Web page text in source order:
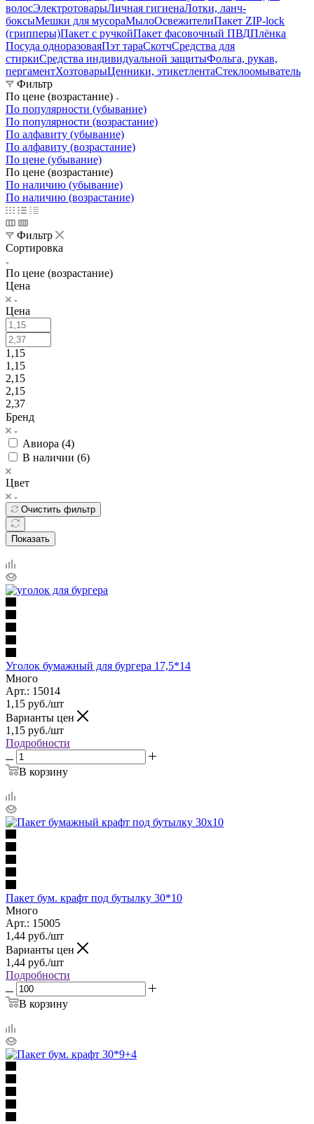
волосЭлектротоварыЛичная гигиенаЛотки, ланч-
боксыМешки для мусораМылоОсвежителиПакет ZIP-lock
(грипперы)Пакет с ручкойПакет фасовочный ПВДПлёнка
Посуда одноразоваяПэт тараСкотчСредства для
стиркиСредства индивидуальной защитыФольга, рукав,
пергаментХозтоварыЦенники, этикетлентаСтеклоомыватель
Фильтр
По цене (возрастание)
По популярности (убывание)
По популярности (возрастание)
По алфавиту (убывание)
По алфавиту (возрастание)
По цене (убывание)
По цене (возрастание)
По наличию (убывание)
По наличию (возрастание)
Фильтр
Сортировка
По цене (возрастание)
Цена
Цена
1,15
1,15
2,15
2,15
2,37
Бренд
Авиора (4)
В наличии (6)
Цвет
Очистить фильтр
Показать
Уголок бумажный для бургера 17,5*14
Много
Арт.: 15014
1,15 руб./шт
Варианты цен
1,15 руб./шт
Подробности
В корзину
Пакет бум. крафт под бутылку 30*10
Много
Арт.: 15005
1,44 руб./шт
Варианты цен
1,44 руб./шт
Подробности
В корзину